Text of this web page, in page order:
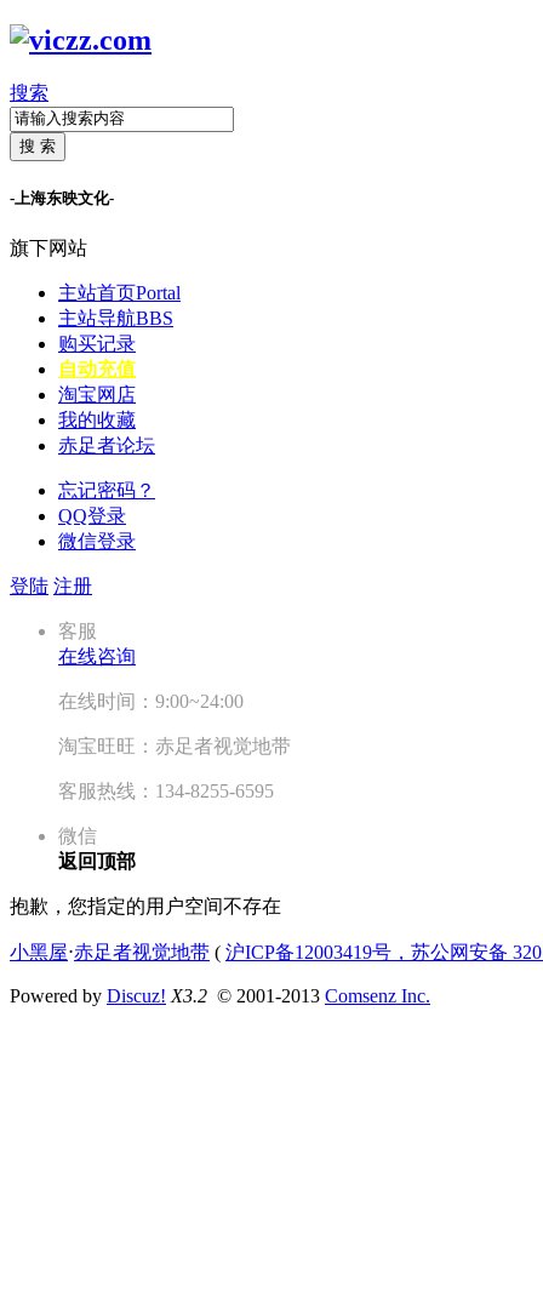
搜索
搜 索
-上海东映文化-
旗下网站
主站首页Portal
主站导航BBS
购买记录
自动充值
淘宝网店
我的收藏
赤足者论坛
忘记密码？
QQ登录
微信登录
登陆 注册
客服
在线咨询
在线时间：9:00~24:00
淘宝旺旺：赤足者视觉地带
客服热线：134-8255-6595
微信
返回顶部
抱歉，您指定的用户空间不存在
小黑屋⋅赤足者视觉地带 ( 沪ICP备12003419号，苏公网安备
Powered by Discuz! X3.2 © 2001-2013 Comsenz Inc.